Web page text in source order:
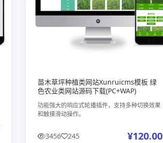
苗木草坪种植类网站Xunruicms模板 绿
色农业类网站源码下载(PC+WAP)
功能强大的响应式轮播插件，支持多种切换效果
和触摸滑动操作。
3456 245 ¥120.00